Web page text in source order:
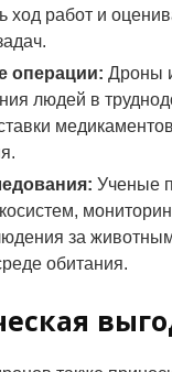
ход работ и
операции: Дроны
людей в
Ученые
за
обитания.